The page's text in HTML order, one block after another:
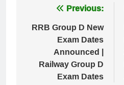
navigation
Previous:
RRB Group D New
Exam Dates
Announced |
Railway Group D
Exam Dates